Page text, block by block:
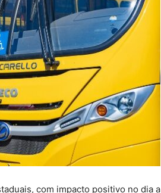
com impacto positivo no dia a